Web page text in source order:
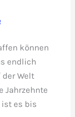
können
endlich
Welt
Jahrzehnte
ist es bis